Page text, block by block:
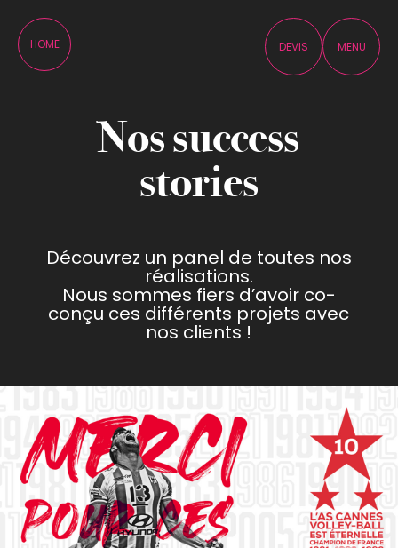
HOME DEVIS MENU
Nos success
stories
Découvrez un panel de toutes nos
réalisations.
Nous sommes fiers d’avoir co-
conçu ces différents projets avec
nos clients !